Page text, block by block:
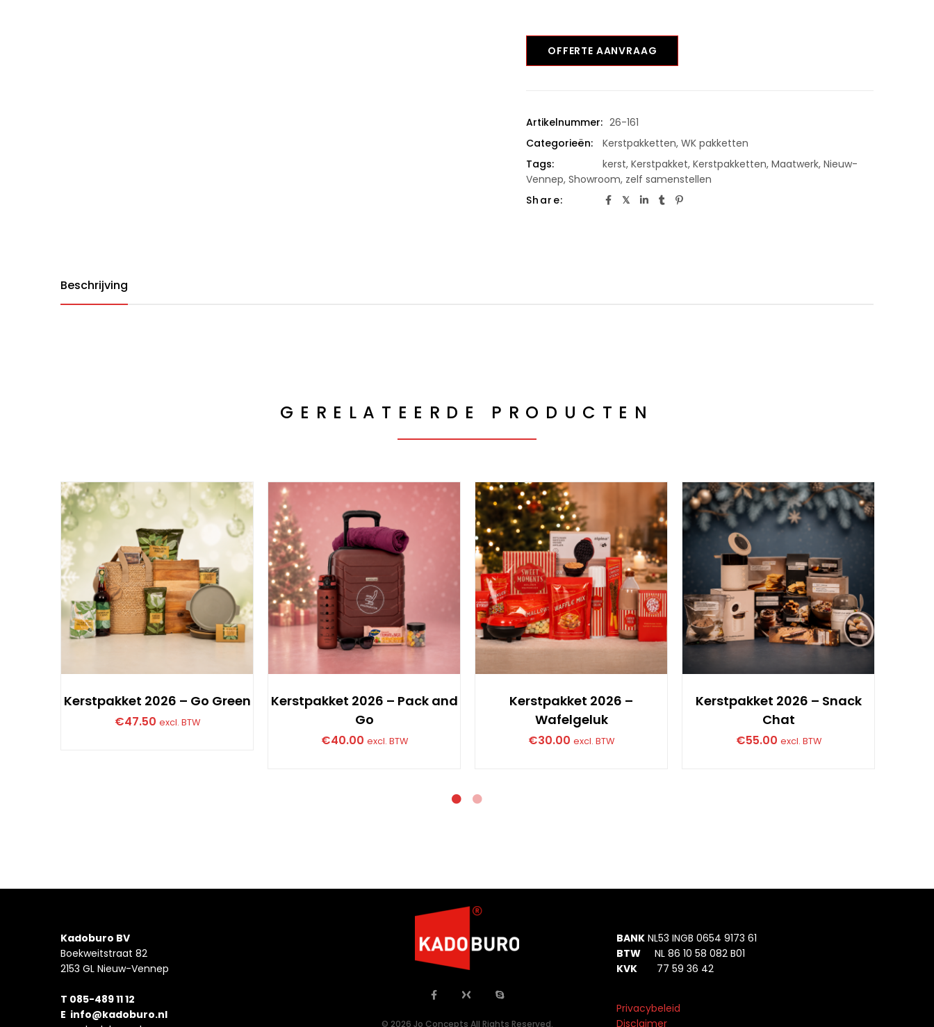
OFFERTE AANVRAAG
Artikelnummer: 26-161
Categorieën:
Kerstpakketten, WK pakketten
Tags:
kerst, Kerstpakket, Kerstpakketten, Maatwerk, Nieuw-
Vennep, Showroom, zelf samenstellen
Share:
Beschrijving
GERELATEERDE PRODUCTEN
Kerstpakket 2026 – Go Green
€47.50 excl. BTW
Kerstpakket 2026 – Pack and
Go
€40.00 excl. BTW
Kerstpakket 2026 –
Wafelgeluk
€30.00 excl. BTW
Kerstpakket 2026 – Snack
Chat
€55.00 excl. BTW
Kadoburo BV
Boekweitstraat 82
2153 GL Nieuw-Vennep
T 085-489 11 12
E info@kadoburo.nl
BANK NL53 INGB 0654 9173 61
BTW NL 86 10 58 082 B01
KVK 77 59 36 42
Privacybeleid
Disclaimer
© 2026 Jo Concepts All Rights Reserved.